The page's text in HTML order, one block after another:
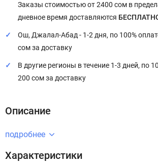
Заказы стоимостью от 2400 сом в
дневное время доставляются
Ош, Джалал-Абад - 1-2 дня, по 100%
сом за доставку
В другие регионы в течение 1-3 дней, по
200 сом за доставку
Описание
подробнее
Характеристики